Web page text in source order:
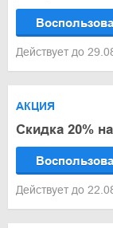
Действует до
АКЦИЯ
Скидка 20%
Действует до